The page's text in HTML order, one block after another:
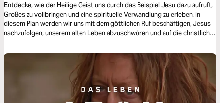
Entdecke, wie der Heilige Geist uns durch das Beispiel Jesu dazu aufruft,
Großes zu vollbringen und eine spirituelle Verwandlung zu erleben. In
diesem Plan werden wir uns mit dem göttlichen Ruf beschäftigen, Jesus
nachzufolgen, unserem alten Leben abzuschwören und auf die christliche
wundersamen Fischfangs werden wir sehen, wie Gott seine Fülle in unser
Leben ausgießen und uns für sein Reich einsetzen möchte.